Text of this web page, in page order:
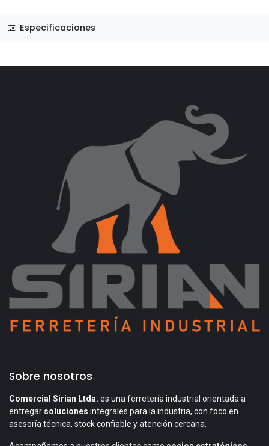
Especificaciones
Sobre nosotros
Comercial Sirian Ltda. es una ferretería industrial orientada a
entregar soluciones integrales para la industria, con foco en
asesoría técnica, stock confiable y atención cercana.